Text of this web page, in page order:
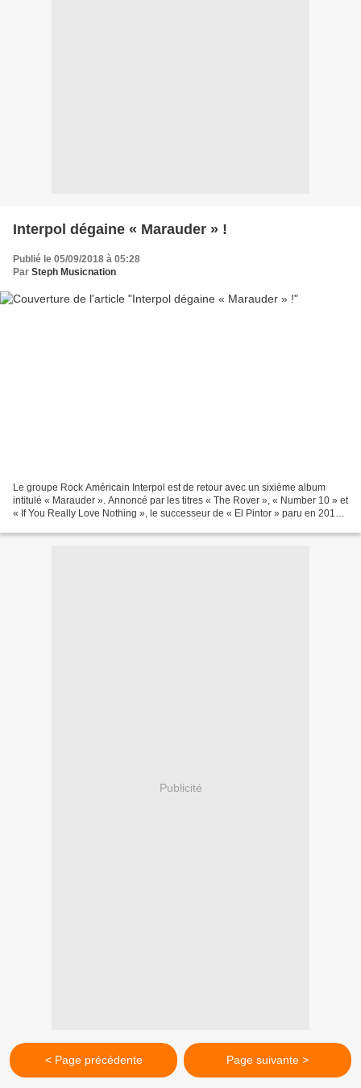
Interpol dégaine « Marauder » !
Publié le 05/09/2018 à 05:28
Par Steph Musicnation
Le groupe Rock Américain Interpol est de retour avec un sixième album
intitulé « Marauder ». Annoncé par les titres « The Rover », « Number 10 » et
« If You Really Love Nothing », le successeur de « El Pintor » paru en 2014
Publicité
< Page précédente Page suivante >